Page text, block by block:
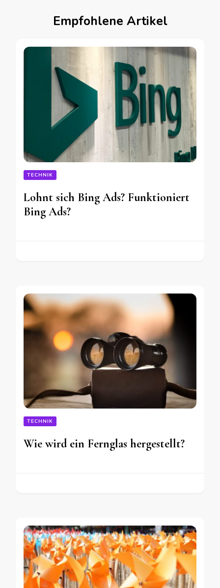
Empfohlene Artikel
TECHNIK
Lohnt sich Bing Ads? Funktioniert
Bing Ads?
TECHNIK
Wie wird ein Fernglas hergestellt?